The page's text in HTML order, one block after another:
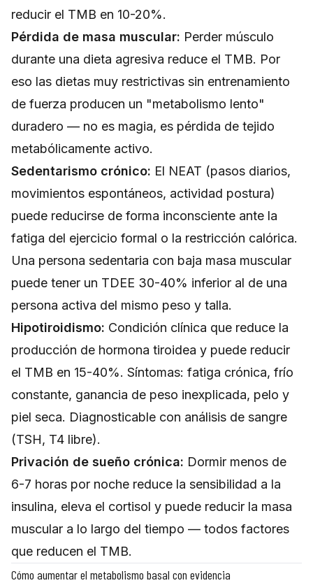
reducir el TMB en 10-20%.
Pérdida de masa muscular: Perder músculo
durante una dieta agresiva reduce el TMB. Por
eso las dietas muy restrictivas sin entrenamiento
de fuerza producen un "metabolismo lento"
duradero — no es magia, es pérdida de tejido
metabólicamente activo.
Sedentarismo crónico: El NEAT (pasos diarios,
movimientos espontáneos, actividad postura)
puede reducirse de forma inconsciente ante la
fatiga del ejercicio formal o la restricción calórica.
Una persona sedentaria con baja masa muscular
puede tener un TDEE 30-40% inferior al de una
persona activa del mismo peso y talla.
Hipotiroidismo: Condición clínica que reduce la
producción de hormona tiroidea y puede reducir
el TMB en 15-40%. Síntomas: fatiga crónica, frío
constante, ganancia de peso inexplicada, pelo y
piel seca. Diagnosticable con análisis de sangre
(TSH, T4 libre).
Privación de sueño crónica: Dormir menos de
6-7 horas por noche reduce la sensibilidad a la
insulina, eleva el cortisol y puede reducir la masa
muscular a lo largo del tiempo — todos factores
que reducen el TMB.
Cómo aumentar el metabolismo basal con evidencia